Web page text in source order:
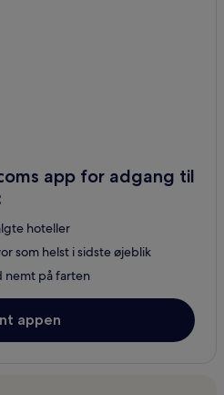
Deupur
Deupur
app for adgang til
hoteller
som helst i sidste øjeblik
nemt på farten
appen